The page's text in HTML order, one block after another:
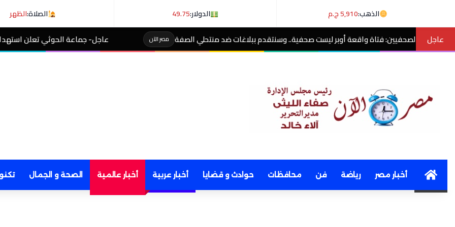
الذهب:5,910 ج.م الدولار:49.75 الصلاة:الظهر
عاجل
فتاة واقعة أوبر ليست صحفية.. وسنتقدم ببلاغات ضد منتحلي الصفة مصر الآن عاجل- جماعة الحوثي تعلن استهداف ناقلة نفط
Homeأخبار مصر رياضة فن محافظات حوادث و قضايا أخبار عربية أخبار عالمية الصحة و الجمال